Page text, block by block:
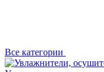
Все категории